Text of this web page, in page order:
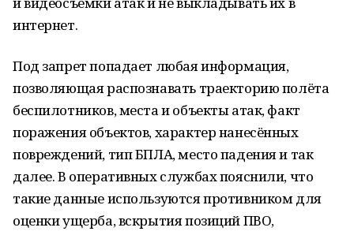
интернет.
Под запрет попадает любая информация,
позволяющая распознавать траекторию полёта
беспилотников, места и объекты атак, факт
поражения объектов, характер нанесённых
повреждений, тип БПЛА, место падения и так
далее. В оперативных службах пояснили, что
такие данные используются противником для
оценки ущерба, вскрытия позиций ПВО,